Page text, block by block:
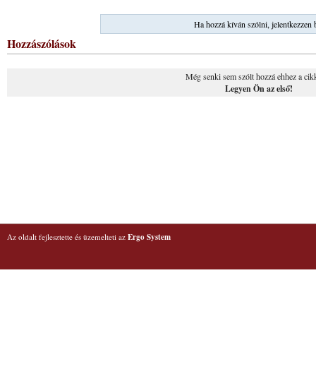
Ha hozzá kíván szólni, jelentkezzen
Hozzászólások
Még senki sem szólt hozzá ehhez a
Legyen Ön az első!
Az oldalt fejlesztette és üzemelteti az Ergo System